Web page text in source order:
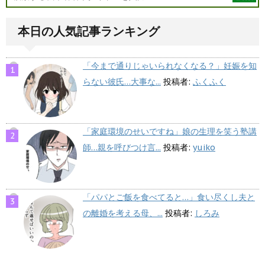
本日の人気記事ランキング
「今まで通りじゃいられなくなる？」妊娠を知
らない彼氏…大事な... 投稿者: ふくふく
「家庭環境のせいですね」娘の生理を笑う塾講
師…親を呼びつけ言... 投稿者: yuiko
「パパとご飯を食べてると…」食い尽くし夫と
の離婚を考える母、... 投稿者: しろみ